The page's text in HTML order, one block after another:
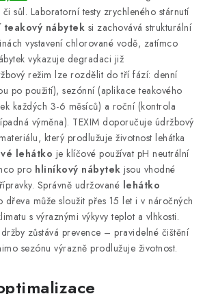
sůl. Laboratorní testy zrychleného stárnutí
teakový nábytek si zachovává strukturální
vystavení chlorované vodě, zatímco
vykazuje degradaci již
režim lze rozdělit do tří fází: denní
po použití), sezónní (aplikace teakového
každých 3-6 měsíců) a roční (kontrola
výměna). TEXIM doporučuje údržbový
který prodlužuje životnost lehátka
lehátko je klíčové používat pH neutrální
pro hliníkový nábytek jsou vhodné
Správně udržované lehátko
dřeva může sloužit přes 15 let i v náročných
s výraznými výkyvy teplot a vlhkosti.
zůstává prevence – pravidelné čištění
sezónu výrazně prodlužuje životnost.